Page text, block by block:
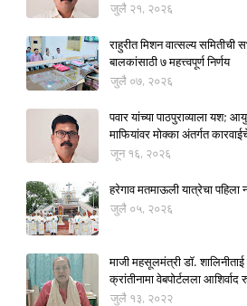
जुलै २१, २०२६
राहुरीत मिशन वात्सल्य समितीची
बालकांसाठी ७ महत्त्वपूर्ण निर्णय
जुलै ०७, २०२६
पवार यांच्या पाठपुराव्याला यश;
माफियांवर मोक्का अंतर्गत
जून १६, २०२६
हरेगाव मतमाऊली यात्रेचा पहिला
जुलै ०५, २०२६
माजी महसूलमंत्री डॉ.
क्रांतीनामा वेबपोर्टलला आशिर्वाद
जुलै १३, २०२२